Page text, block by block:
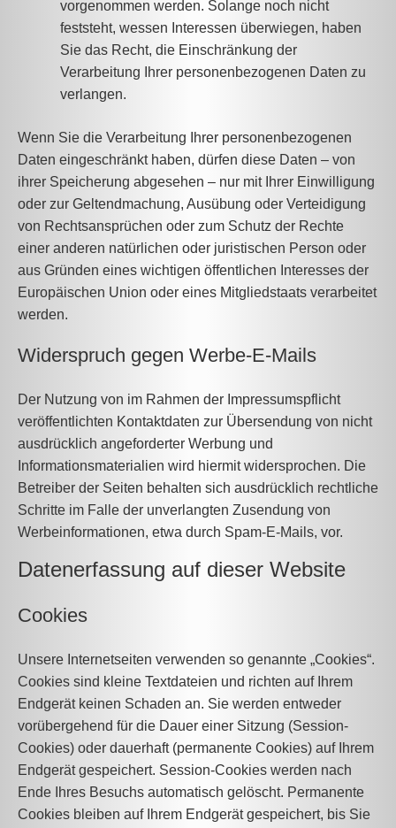
vorgenommen werden. Solange noch nicht
feststeht, wessen Interessen überwiegen, haben
Sie das Recht, die Einschränkung der
Verarbeitung Ihrer personenbezogenen Daten zu
verlangen.
Wenn Sie die Verarbeitung Ihrer personenbezogenen
Daten eingeschränkt haben, dürfen diese Daten – von
ihrer Speicherung abgesehen – nur mit Ihrer Einwilligung
oder zur Geltendmachung, Ausübung oder Verteidigung
von Rechtsansprüchen oder zum Schutz der Rechte
einer anderen natürlichen oder juristischen Person oder
aus Gründen eines wichtigen öffentlichen Interesses der
Europäischen Union oder eines Mitgliedstaats verarbeitet
werden.
Widerspruch gegen Werbe-E-Mails
Der Nutzung von im Rahmen der Impressumspflicht
veröffentlichten Kontaktdaten zur Übersendung von nicht
ausdrücklich angeforderter Werbung und
Informationsmaterialien wird hiermit widersprochen. Die
Betreiber der Seiten behalten sich ausdrücklich rechtliche
Schritte im Falle der unverlangten Zusendung von
Werbeinformationen, etwa durch Spam-E-Mails, vor.
Datenerfassung auf dieser Website
Cookies
Unsere Internetseiten verwenden so genannte „Cookies“.
Cookies sind kleine Textdateien und richten auf Ihrem
Endgerät keinen Schaden an. Sie werden entweder
vorübergehend für die Dauer einer Sitzung (Session-
Cookies) oder dauerhaft (permanente Cookies) auf Ihrem
Endgerät gespeichert. Session-Cookies werden nach
Ende Ihres Besuchs automatisch gelöscht. Permanente
Cookies bleiben auf Ihrem Endgerät gespeichert, bis Sie